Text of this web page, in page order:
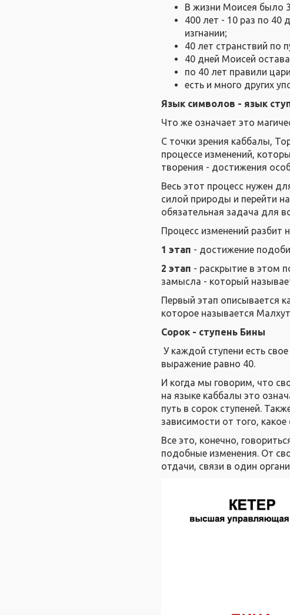
В жизни Моисея было
400 лет - 10 раз по 40
изгнании;
40 лет странствий по
40 дней Моисей
по 40 лет правили
есть и много других
Язык символов - язык
Что же означает это
С точки зрения каббалы,
процессе изменений,
творения - достижения
Весь этот процесс нужен
силой природы и перейти
обязательная задача для
Процесс изменений разбит
1 этап - достижение
2 этап - раскрытие в этом
замысла - который
Первый этап описывается
которое называется
Сорок - ступень Бины
У каждой ступени есть
выражение равно 40.
И когда мы говорим, что
на языке каббалы это
путь в сорок ступеней.
зависимости от того,
Все это, конечно,
подобные изменения. От
отдачи, связи в один